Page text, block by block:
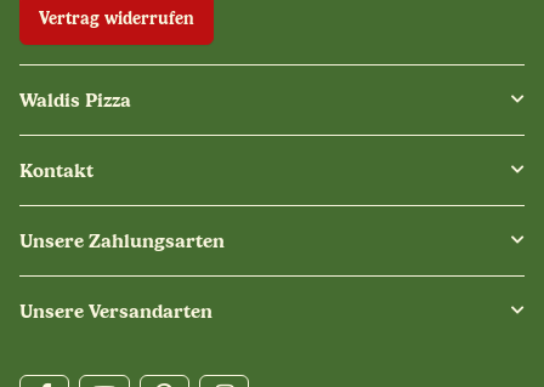
Vertrag widerrufen
Waldis Pizza
Kontakt
Unsere Zahlungsarten
Unsere Versandarten